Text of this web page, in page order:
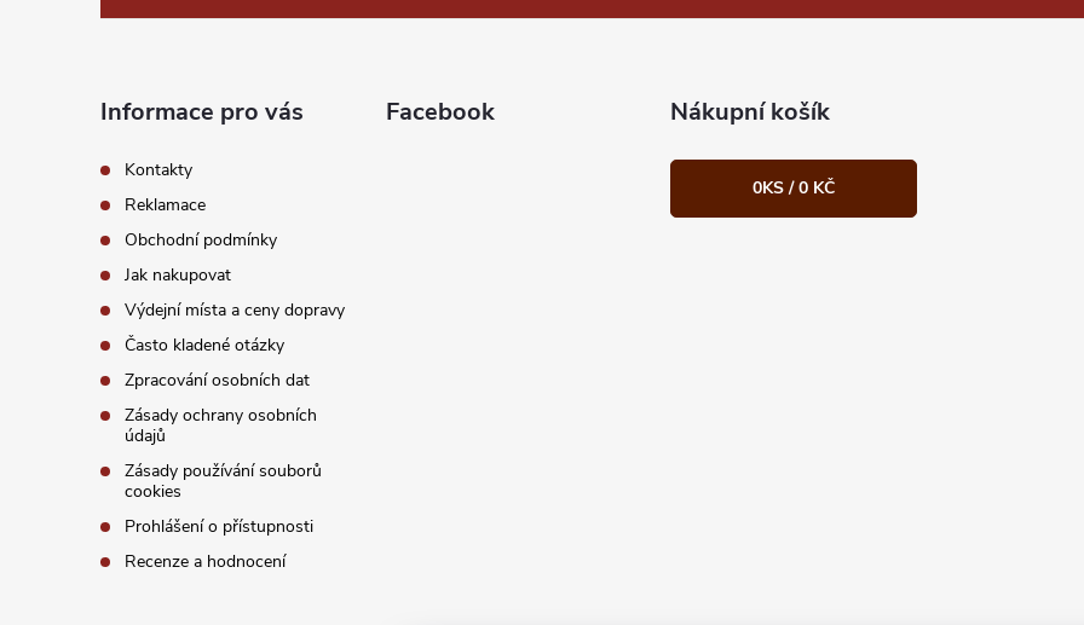
Informace pro vás
Kontakty
Reklamace
Obchodní podmínky
Jak nakupovat
Výdejní místa a ceny dopravy
Často kladené otázky
Zpracování osobních dat
Zásady ochrany osobních
údajů
Zásady používání souborů
cookies
Prohlášení o přístupnosti
Recenze a hodnocení
Facebook Nákupní košík
0KS /0 KČ